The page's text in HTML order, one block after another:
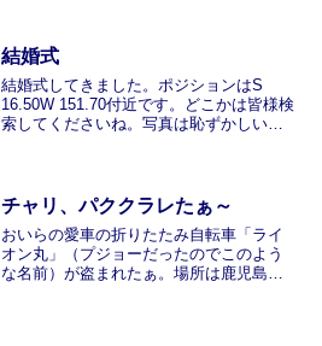
結婚式
結婚式してきました。ポジションはS
16.50W 151.70付近です。どこかは皆様検
索してくださいね。写真は恥ずかしいの
喫。海の色...
チャリ、パククラレたぁ～
おいらの愛車の折りたたみ自転車「ライ
オン丸」（プジョーだったのでこのよう
な名前）が盗まれたぁ。場所は鹿児島県